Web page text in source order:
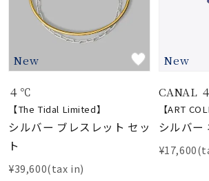
New
４℃
【The Tidal Limited】
シルバー ブレスレット セッ
ト
¥39,600(tax in)
New
CANAL
【ART
シルバー